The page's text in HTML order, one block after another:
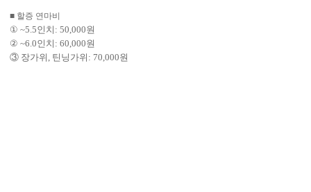
■ 할증 연마비
① ~5.5인치 : 50,000원
② ~6.0인치 : 60,000원
③ 장가위 , 틴닝가위 : 70,000원